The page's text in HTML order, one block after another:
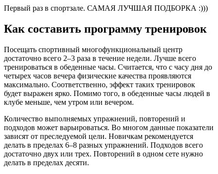
Первый раз в спортзале. САМАЯ ЛУЧШАЯ ПОДБОРКА :)))
Как составить программу тренировок
Посещать спортивный многофункциональный центр
достаточно всего 2–3 раза в течение недели. Лучше всего
тренироваться в обеденные часы. Считается, что с часу дня до
четырех часов вечера физические качества проявляются
максимально. Соответственно, эффект таких тренировок
будет выражен ярко. Помимо того, в обеденные часы людей в
клубе меньше, чем утром или вечером.
Количество выполняемых упражнений, повторений и
подходов может варьироваться. Во многом данные показатели
зависят от преследуемой цели. Новичкам рекомендуется
делать в пределах 6–8 разных упражнений. Подходов всего
достаточно двух или трех. Повторений в одном сете нужно
делать в пределах десяти.